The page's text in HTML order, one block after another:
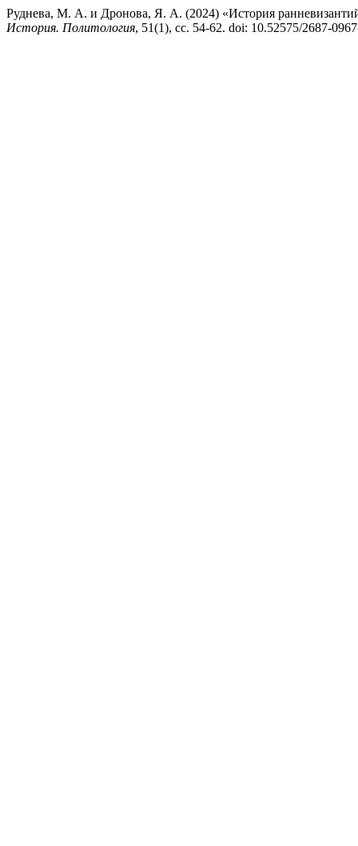
Руднева, М. А. и Дронова, Я. А. (2024) «История
История. Политология, 51(1), сс. 54-62. doi: 10.52575/2687-